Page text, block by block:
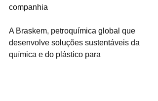
companhia
A Braskem, petroquímica global que
desenvolve soluções sustentáveis da
química e do plástico para